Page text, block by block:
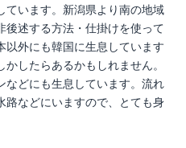
ています。新潟県より南の地域
後述する方法・仕掛けを使って
以外にも韓国に生息しています
したらあるかもしれません。
などにも生息しています。流れ
路などにいますので、とても身